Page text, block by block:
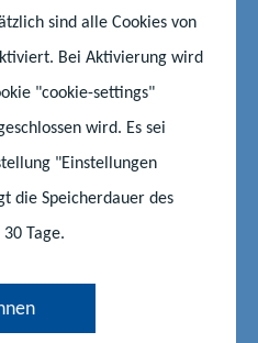
sind alle Cookies von
Bei Aktivierung wird
"cookie-settings"
wird. Es sei
"Einstellungen
die Speicherdauer des
Tage.
für Diagnostik und
und kreisfreien Städte als